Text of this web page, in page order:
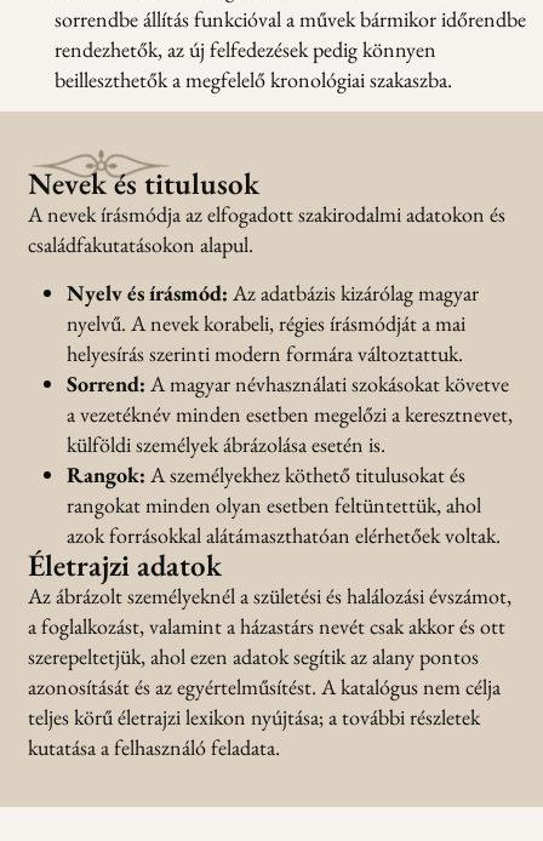
sorrendbe állítás funkcióval a művek bármikor időrendbe
rendezhetők, az új felfedezések pedig könnyen
beilleszthetők a megfelelő kronológiai szakaszba.
Nevek és titulusok
A nevek írásmódja az elfogadott szakirodalmi adatokon és
családfakutatásokon alapul.
Nyelv és írásmód: Az adatbázis kizárólag magyar
nyelvű. A nevek korabeli, régies írásmódját a mai
helyesírás szerinti modern formára változtattuk.
Sorrend: A magyar névhasználati szokásokat követve
a vezetéknév minden esetben megelőzi a keresztnevet,
külföldi személyek ábrázolása esetén is.
Rangok: A személyekhez köthető titulusokat és
rangokat minden olyan esetben feltüntettük, ahol
azok forrásokkal alátámaszthatóan elérhetőek voltak.
Életrajzi adatok
Az ábrázolt személyeknél a születési és halálozási évszámot,
a foglalkozást, valamint a házastárs nevét csak akkor és ott
szerepeltetjük, ahol ezen adatok segítik az alany pontos
azonosítását és az egyértelműsítést. A katalógus nem célja
teljes körű életrajzi lexikon nyújtása; a további részletek
kutatása a felhasználó feladata.